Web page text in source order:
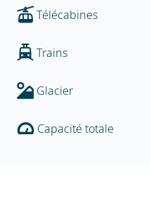
Télécabines
Trains
Glacier
Capacité totale